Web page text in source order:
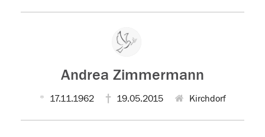
Andrea Zimmermann
17.11.1962 19.05.2015 Kirchdorf